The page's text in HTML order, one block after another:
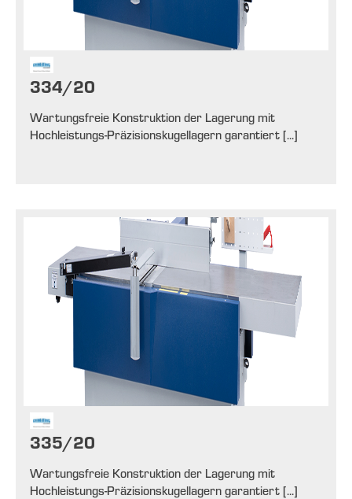
334/20
Wartungsfreie Konstruktion der Lagerung mit
Hochleistungs-Präzisionskugellagern garantiert [...]
335/20
Wartungsfreie Konstruktion der Lagerung mit
Hochleistungs-Präzisionskugellagern garantiert [...]